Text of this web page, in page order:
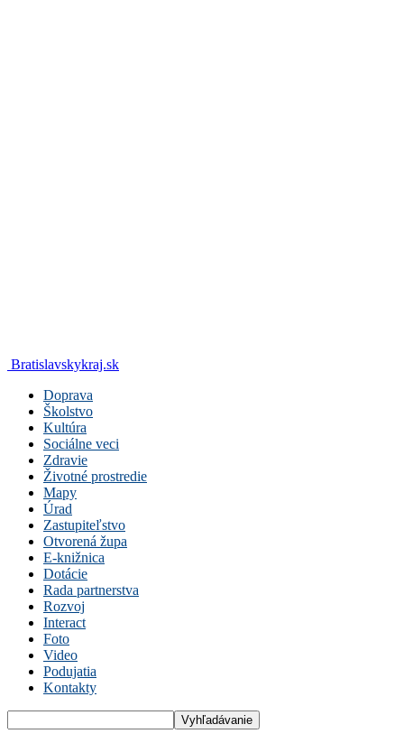
Bratislavskykraj.sk
Doprava
Školstvo
Kultúra
Sociálne veci
Zdravie
Životné prostredie
Mapy
Úrad
Zastupiteľstvo
Otvorená župa
E-knižnica
Dotácie
Rada partnerstva
Rozvoj
Interact
Foto
Video
Podujatia
Kontakty